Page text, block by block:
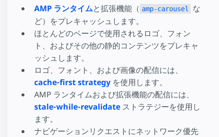
AMP ランタイムと拡張機能（ amp-carousel
な
ど）をプレキャッシュします。
ほとんどのページで使用されるロゴ、フォン
ト、およびその他の静的コンテンツをプレキャ
ッシュします。
ロゴ、フォント、および画像の配信には、
cache-first strategy を使用します。
AMP ランタイムおよび拡張機能の配信には、
stale-while-revalidate ストラテジーを使用し
ます。
ナビゲーションリクエストにネットワーク優先